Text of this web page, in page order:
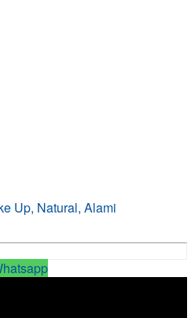
Up, Natural, Alami